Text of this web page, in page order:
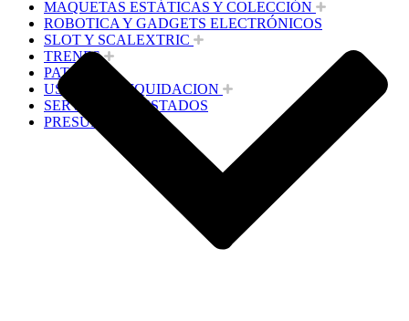
MAQUETAS ESTÁTICAS Y COLECCIÓN
ROBOTICA Y GADGETS ELECTRÓNICOS
SLOT Y SCALEXTRIC
TRENES
PATINES
USADOS Y LIQUIDACION
SERVICIOS PRESTADOS
PRESUPUESTOS